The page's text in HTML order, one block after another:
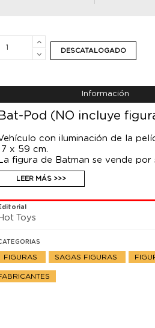
DESCATALOGADO
Información
Pod (NO incluye
con iluminación de la
x 59 cm.
La figura de Batman se vende por
LEER MÁS >>>
Toys
FIGURAS SAGAS FIGURAS